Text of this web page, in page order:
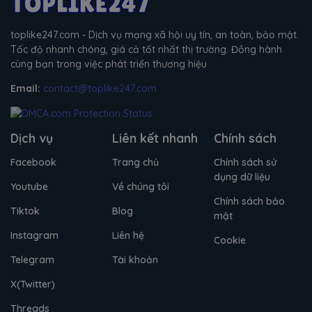
toplike247.com - Dịch vụ mạng xã hội uy tín, an toàn, bảo mật.
Tốc độ nhanh chóng, giá cả tốt nhất thị trường. Đồng hành
cùng bạn trong việc phát triển thương hiệu
Email: contact@toplike247.com
Dịch vụ
Facebook
Youtube
Tiktok
Instagram
Telegram
X(Twitter)
Threads
Liên kết nhanh
Trang chủ
Về chúng tôi
Blog
Liên hệ
Tài khoản
Chính sách
Chính sách sử
dụng dữ liệu
Chính sách bảo
mật
Cookie